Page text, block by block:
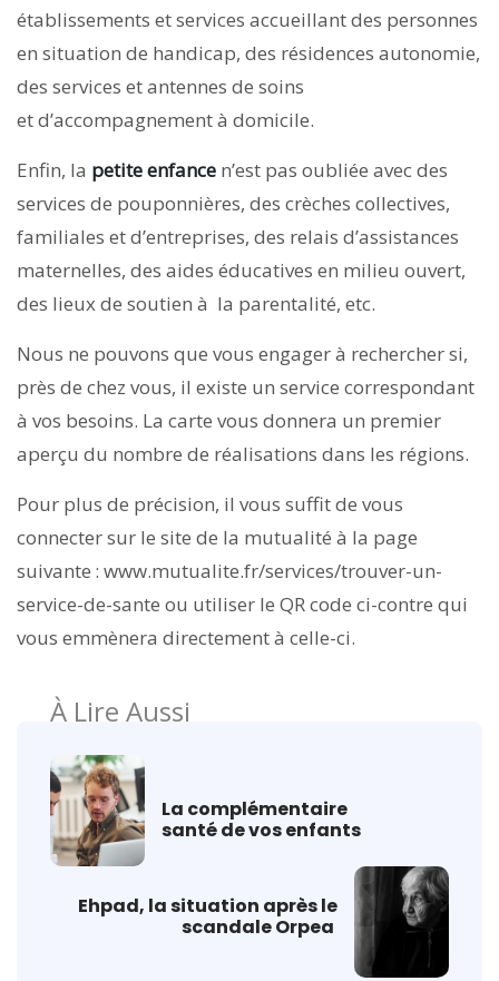
établissements et services accueillant des personnes
en situation de handicap, des résidences autonomie,
des services et antennes de soins
et d’accompagnement à domicile.
Enfin, la petite enfance n’est pas oubliée avec des
services de pouponnières, des crèches collectives,
familiales et d’entreprises, des relais d’assistances
maternelles, des aides éducatives en milieu ouvert,
des lieux de soutien à la parentalité, etc.
Nous ne pouvons que vous engager à rechercher si,
près de chez vous, il existe un service correspondant
à vos besoins. La carte vous donnera un premier
aperçu du nombre de réalisations dans les régions.
Pour plus de précision, il vous suffit de vous
connecter sur le site de la mutualité à la page
suivante : www.mutualite.fr/services/trouver-un-
service-de-sante ou utiliser le QR code ci-contre qui
vous emmènera directement à celle-ci.
À Lire Aussi
La complémentaire
santé de vos enfants
Ehpad, la situation après le
scandale Orpea